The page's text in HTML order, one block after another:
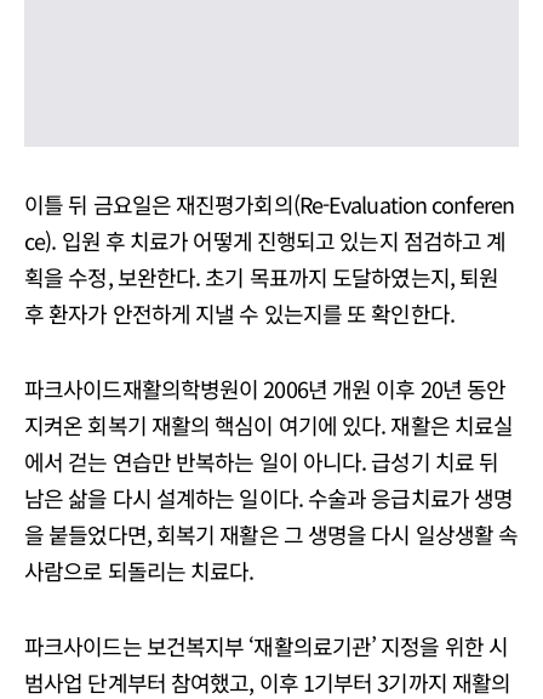
이틀 뒤 금요일은 재진평가회의(Re-Evaluation conferen
ce). 입원 후 치료가 어떻게 진행되고 있는지 점검하고 계
획을 수정, 보완한다. 초기 목표까지 도달하였는지, 퇴원
후 환자가 안전하게 지낼 수 있는지를 또 확인한다.
파크사이드재활의학병원이 2006년 개원 이후 20년 동안
지켜온 회복기 재활의 핵심이 여기에 있다. 재활은 치료실
에서 걷는 연습만 반복하는 일이 아니다. 급성기 치료 뒤
남은 삶을 다시 설계하는 일이다. 수술과 응급치료가 생명
을 붙들었다면, 회복기 재활은 그 생명을 다시 일상생활 속
사람으로 되돌리는 치료다.
파크사이드는 보건복지부 ‘재활의료기관’ 지정을 위한 시
범사업 단계부터 참여했고, 이후 1기부터 3기까지 재활의